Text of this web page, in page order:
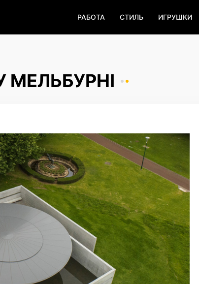
РАБОТА СТИЛЬ ИГРУШКИ
МЕЛЬБУРНІ